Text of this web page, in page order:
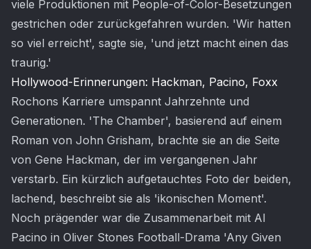
viele Produktionen mit People-of-Color-Besetzungen
gestrichen oder zurückgefahren wurden. 'Wir hatten
so viel erreicht', sagte sie, 'und jetzt macht einen das
traurig.'
Hollywood-Erinnerungen: Hackman, Pacino, Foxx
Rochons Karriere umspannt Jahrzehnte und
Generationen. 'The Chamber', basierend auf einem
Roman von John Grisham, brachte sie an die Seite
von Gene Hackman, der im vergangenen Jahr
verstarb. Ein kürzlich aufgetauchtes Foto der beiden,
lachend, beschreibt sie als 'ikonischen Moment'.
Noch prägender war die Zusammenarbeit mit Al
Pacino in Oliver Stones Football-Drama 'Any Given